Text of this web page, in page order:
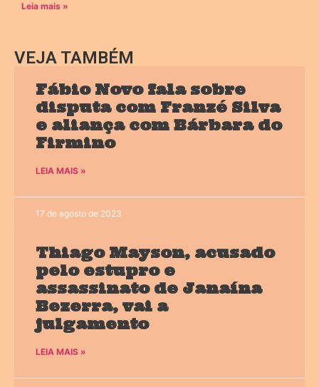
Leia mais »
VEJA TAMBÉM
Fábio Novo fala sobre
disputa com Franzé Silva
e aliança com Bárbara do
Firmino
LEIA MAIS »
17 de agosto de 2023
Thiago Mayson, acusado
pelo estupro e
assassinato de Janaína
Bezerra, vai a
julgamento
LEIA MAIS »